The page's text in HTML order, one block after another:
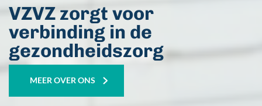
VZVZ zorgt voor
verbinding in de
gezondheidszorg
MEER OVER ONS